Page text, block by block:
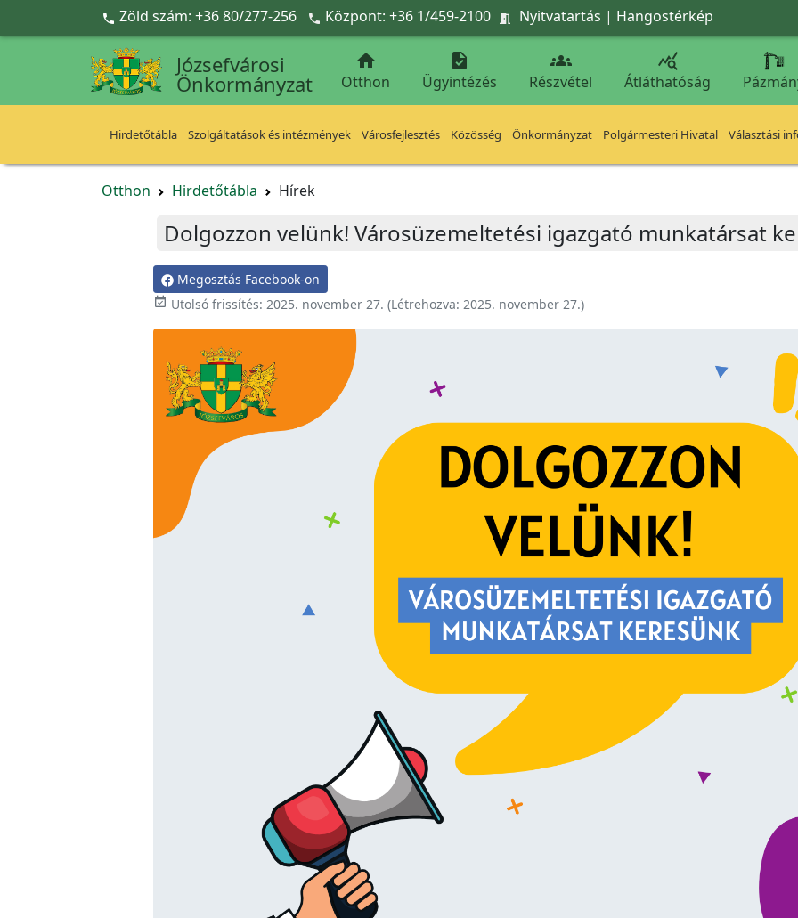
Ugrás a fő tartalomra
 Zöld szám: +36 80/277-256  Központ: +36 1/459-2100  Nyitvatartás | Hangostérkép
Józsefvárosi
Önkormányzat

Otthon

Ügyintézés

Részvétel

Átláthatóság
Hirdetőtábla Szolgáltatások és intézmények Városfejlesztés Közösség Önkormányzat Polgármesteri Hivatal Választási
Otthon Hirdetőtábla Hírek
Dolgozzon velünk! Városüzemeltetési igazgató munkatársat
Megosztás Facebook-on
 Utolsó frissítés: 2025. november 27. (Létrehozva: 2025. november 27.)